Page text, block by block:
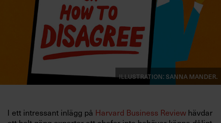
Prenumerera
efter:
Illustration: Sanna Mander.
I ett intressant inlägg på Harvard Business Review hävdar